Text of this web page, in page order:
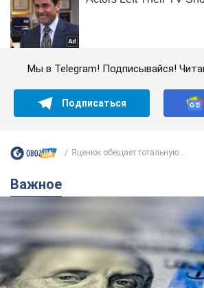
Мы в Telegram! Подписывайся!
Подписаться
Яценюк обещает тотальную...
Важное